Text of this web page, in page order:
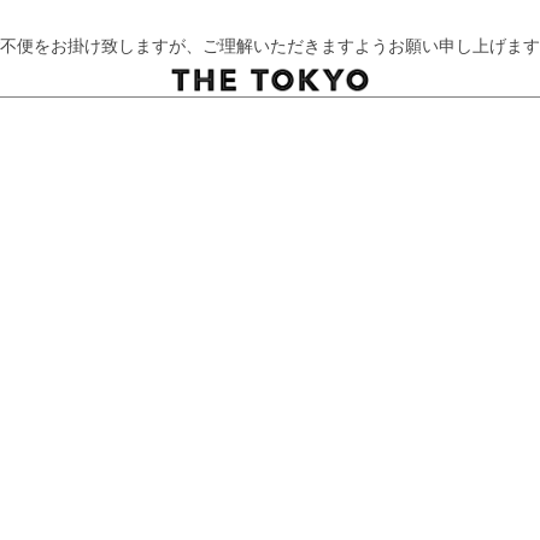
便をお掛け致しますが、ご理解いただきますようお願い申し上げま